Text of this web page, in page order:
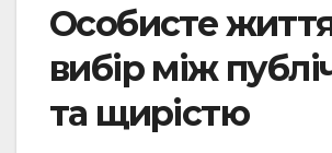
Особисте
вибір між
та щирістю